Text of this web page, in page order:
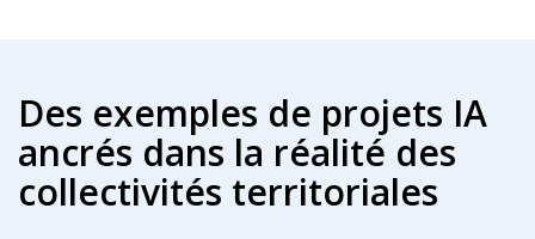
Des exemples de projets IA
ancrés dans la réalité des
collectivités territoriales